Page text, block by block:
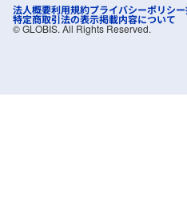
法人概要利用規約プライバシーポリシー
特定商取引法の表示掲載内容について
©︎ GLOBIS. All Rights Reserved.